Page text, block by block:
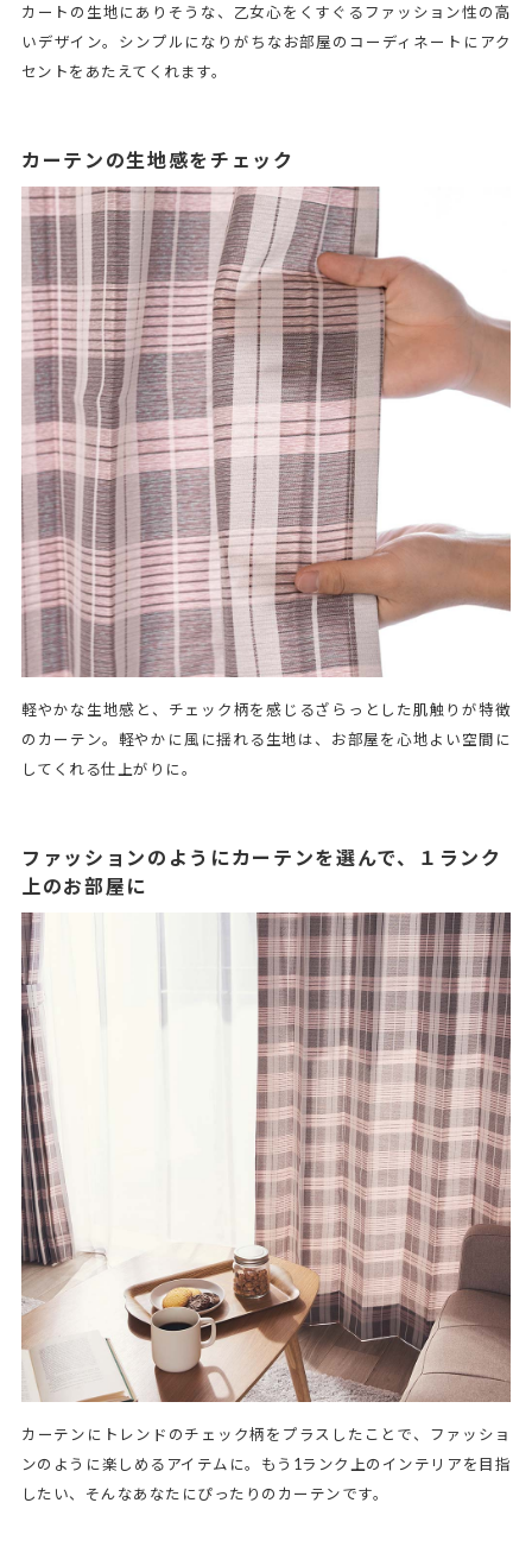
カートの生地にありそうな、乙女心をくすぐるファッション性の高
いデザイン。シンプルになりがちなお部屋のコーディネートにアク
セントをあたえてくれます。
カーテンの生地感をチェック
軽やかな生地感と、チェック柄を感じるざらっとした肌触りが特徴
のカーテン。軽やかに風に揺れる生地は、お部屋を心地よい空間に
してくれる仕上がりに。
ファッションのようにカーテンを選んで、１ランク
上のお部屋に
カーテンにトレンドのチェック柄をプラスしたことで、ファッショ
ンのように楽しめるアイテムに。もう1ランク上のインテリアを目指
したい、そんなあなたにぴったりのカーテンです。